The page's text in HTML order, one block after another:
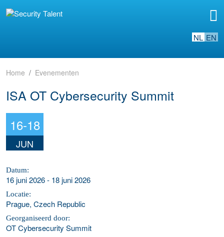
NL EN
Home Evenementen
ISA OT Cybersecurity Summit
16-18
JUN
Datum:
16 juni 2026 - 18 juni 2026
Locatie:
Prague, Czech Republic
Georganiseerd door:
OT Cybersecurity Summit